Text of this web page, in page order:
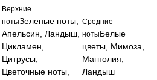
Верхние
нотыЗеленые ноты,
Апельсин, Ландыш,
Цикламен,
Цитрусы,
Цветочные ноты,
Средние
нотыБелые
цветы, Мимоза,
Магнолия,
Ландыш